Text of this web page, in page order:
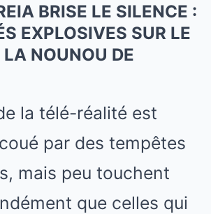
BRISE LE SILENCE :
EXPLOSIVES SUR LE
LA NOUNOU DE
la télé-réalité est
par des tempêtes
mais peu touchent
que celles qui